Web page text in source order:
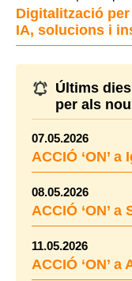
Digitalització
IA, solucions i
Últims
per als
07.05.2026
ACCIÓ ‘ON’ a
08.05.2026
ACCIÓ ‘ON’ a
11.05.2026
ACCIÓ ‘ON’ a